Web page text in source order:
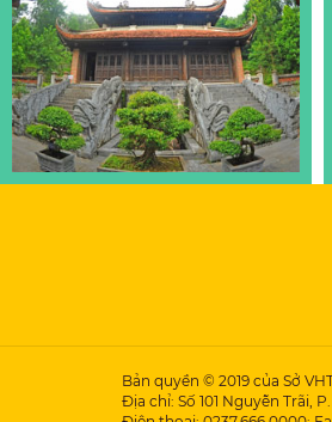
Bản quyền © 2019 của Sở
Địa chỉ: Số 101 Nguyễn Trãi,